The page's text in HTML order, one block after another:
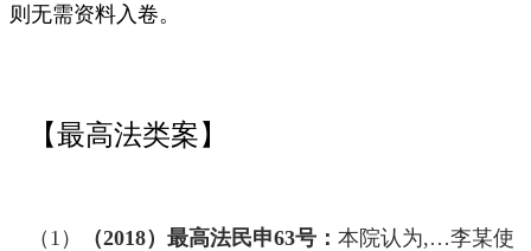
则无需资料入卷。
【最高法类案】
（1 ） （2018）最高法民申63号： 本院认为,…李某使